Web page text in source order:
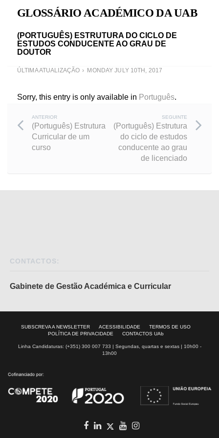
GLOSSÁRIO ACADÉMICO DA UAB
(PORTUGUÊS) ESTRUTURA DO CICLO DE
ESTUDOS CONDUCENTE AO GRAU DE
DOUTOR
ÚLTIMA ATUALIZAÇÃO MONDAY JULY 10TH, 2017
Sorry, this entry is only available in Português.
Post
navigation
ANTERIOR
(Português) Estrutura
Curricular de um
curso
SEGUINTE
(Português) Estrutura
do ciclo de estudos
conducente ao grau
de licenciado
CONTACTOS:
Gabinete de Gestão Académica e Curricular
SUBSCREVA A NEWSLETTER ACESSIBILIDADE
TERMOS DE USO
POLÍTICA DE PRIVACIDADE
CONTACTOS UAb
Linha Candidaturas: (+351) 300 007 733 | Segundas, quartas e sextas | 10h00 -
13h00
Twitter